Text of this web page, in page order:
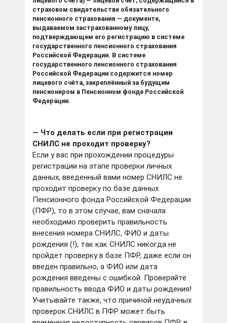
страховом свидетельстве обязательного
пенсионного страхования — документе,
выдаваемом застрахованному лицу,
подтверждающем его регистрацию в системе
государственного пенсионного страхования
Российской Федерации. В системе
государственного пенсионного страхования
Российской Федерации содержится номер
лицевого счёта, закреплённый за будущим
пенсионером в Пенсионном фонде Российской
Федерации.
— Что делать если при регистрации
СНИЛС не проходит проверку?
Если у вас при прохождении процедуры
регистрации на этапе проверки личных
данных, введенный вами номер СНИЛС не
проходит проверку по базе данных
Пенсионного фонда Российской Федерации
(ПФР), то в этом случае, вам сначала
необходимо проверить правильность
внесения номера СНИЛС, ФИО и даты
рождения (!), так как СНИЛС никогда не
пройдет проверку в базе ПФР, даже если он
введен правильно, а ФИО или дата
рождения введены с ошибкой. Проверяйте
правильность ввода ФИО и даты рождения!
Учитывайте также, что причиной неудачных
проверок СНИЛС в ПФР может быть